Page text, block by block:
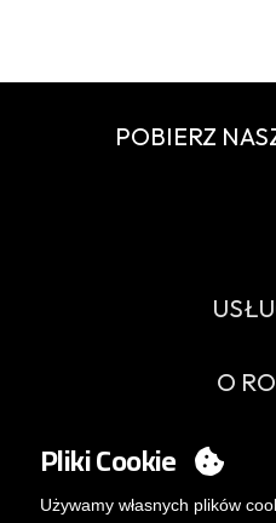
POBIERZ
Przewodnik
Errata
O
Sprawy
Pracuj
MY
Pliki Cookie
Używamy własnych plików